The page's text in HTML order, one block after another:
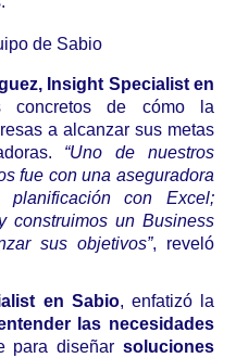
de Sabio
Insight Specialist en
concretos de cómo la
a alcanzar sus metas
“Uno de nuestros
fue con una aseguradora
con Excel;
construimos un Business
sus objetivos”, reveló
en Sabio, enfatizó la
las necesidades
para diseñar soluciones